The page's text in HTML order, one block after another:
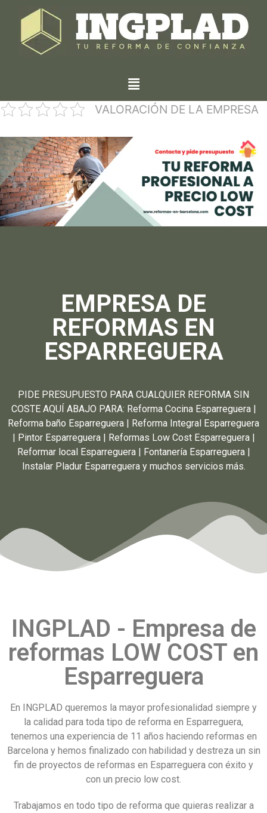
VALORACIÓN DE LA EMPRESA
EMPRESA DE
REFORMAS EN
ESPARREGUERA
PIDE PRESUPUESTO PARA CUALQUIER REFORMA SIN
COSTE AQUÍ ABAJO PARA: Reforma Cocina Esparreguera |
Reforma baño Esparreguera | Reforma Integral Esparreguera
| Pintor Esparreguera | Reformas Low Cost Esparreguera |
Reformar local Esparreguera | Fontanería Esparreguera |
Instalar Pladur Esparreguera y muchos servicios más.
INGPLAD - Empresa de
reformas LOW COST en
Esparreguera
En INGPLAD queremos la mayor profesionalidad siempre y
la calidad para toda tipo de reforma en Esparreguera,
tenemos una experiencia de 11 años haciendo reformas en
Barcelona y hemos finalizado con habilidad y destreza un sin
fin de proyectos de reformas en Esparreguera con éxito y
con un precio low cost.
Trabajamos en todo tipo de reforma que quieras realizar a